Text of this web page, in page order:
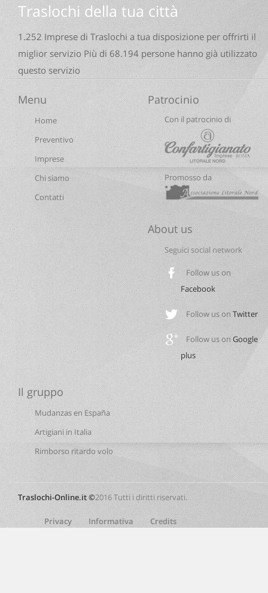
Traslochi della tua città
1.252 Imprese di Traslochi a tua disposizione per offrirti il
miglior servizio Più di 68.194 persone hanno già utilizzato
questo servizio
Menu
Home
Preventivo
Imprese
Chi siamo
Contatti
Patrocinio
Con il patrocinio di
Promosso da
About us
Seguici social network
Follow us on
Facebook
Follow us onTwitter
Follow us onGoogle
plus
Il gruppo
Mudanzas en España
Artigiani in Italia
Rimborso ritardo volo
Traslochi-Online.it ©2016 Tutti i diritti riservati.
Privacy Informativa Credits